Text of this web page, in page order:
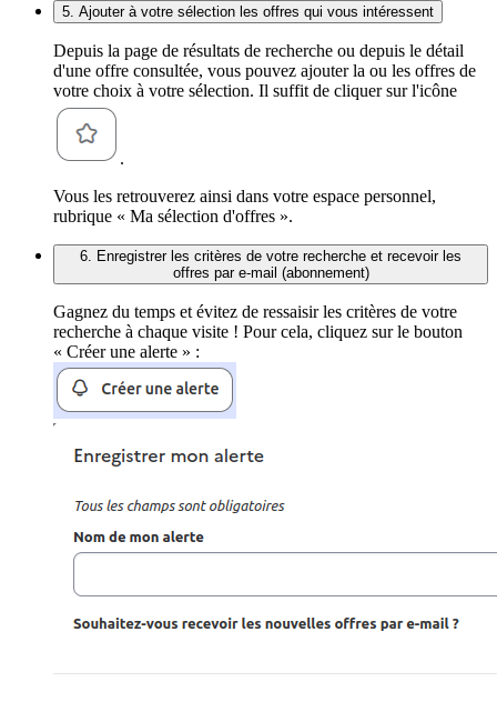
5. Ajouter à votre sélection les offres qui vous intéressent
Depuis la page de résultats de recherche ou depuis le détail
d'une offre consultée, vous pouvez ajouter la ou les offres de
votre choix à votre sélection. Il suffit de cliquer sur l'icône
.
Vous les retrouverez ainsi dans votre espace personnel,
rubrique « Ma sélection d'offres ».
6. Enregistrer les critères de votre recherche et recevoir les
offres par e-mail (abonnement)
Gagnez du temps et évitez de ressaisir les critères de votre
recherche à chaque visite ! Pour cela, cliquez sur le bouton
« Créer une alerte » :